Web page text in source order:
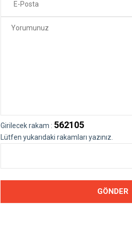
Girilecek rakam : 562105
Lütfen yukarıdaki rakamları yazınız.